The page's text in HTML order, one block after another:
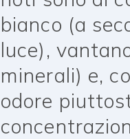
bianco (a
luce),
minerali) e,
odore